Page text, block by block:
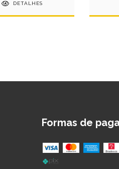
DETALHES
Formas de